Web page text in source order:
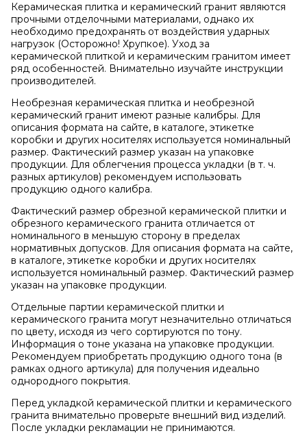
Керамическая плитка и керамический гранит являются
прочными отделочными материалами, однако их
необходимо предохранять от воздействия ударных
нагрузок (Осторожно! Хрупкое). Уход за
керамической плиткой и керамическим гранитом имеет
ряд особенностей. Внимательно изучайте инструкции
производителей.
Необрезная керамическая плитка и необрезной
керамический гранит имеют разные калибры. Для
описания формата на сайте, в каталоге, этикетке
коробки и других носителях используется номинальный
размер. Фактический размер указан на упаковке
продукции. Для облегчения процесса укладки (в т. ч.
разных артикулов) рекомендуем использовать
продукцию одного калибра.
Фактический размер обрезной керамической плитки и
обрезного керамического гранита отличается от
номинального в меньшую сторону в пределах
нормативных допусков. Для описания формата на сайте,
в каталоге, этикетке коробки и других носителях
используется номинальный размер. Фактический размер
указан на упаковке продукции.
Отдельные партии керамической плитки и
керамического гранита могут незначительно отличаться
по цвету, исходя из чего сортируются по тону.
Информация о тоне указана на упаковке продукции.
Рекомендуем приобретать продукцию одного тона (в
рамках одного артикула) для получения идеально
однородного покрытия.
Перед укладкой керамической плитки и керамического
гранита внимательно проверьте внешний вид изделий.
После укладки рекламации не принимаются.